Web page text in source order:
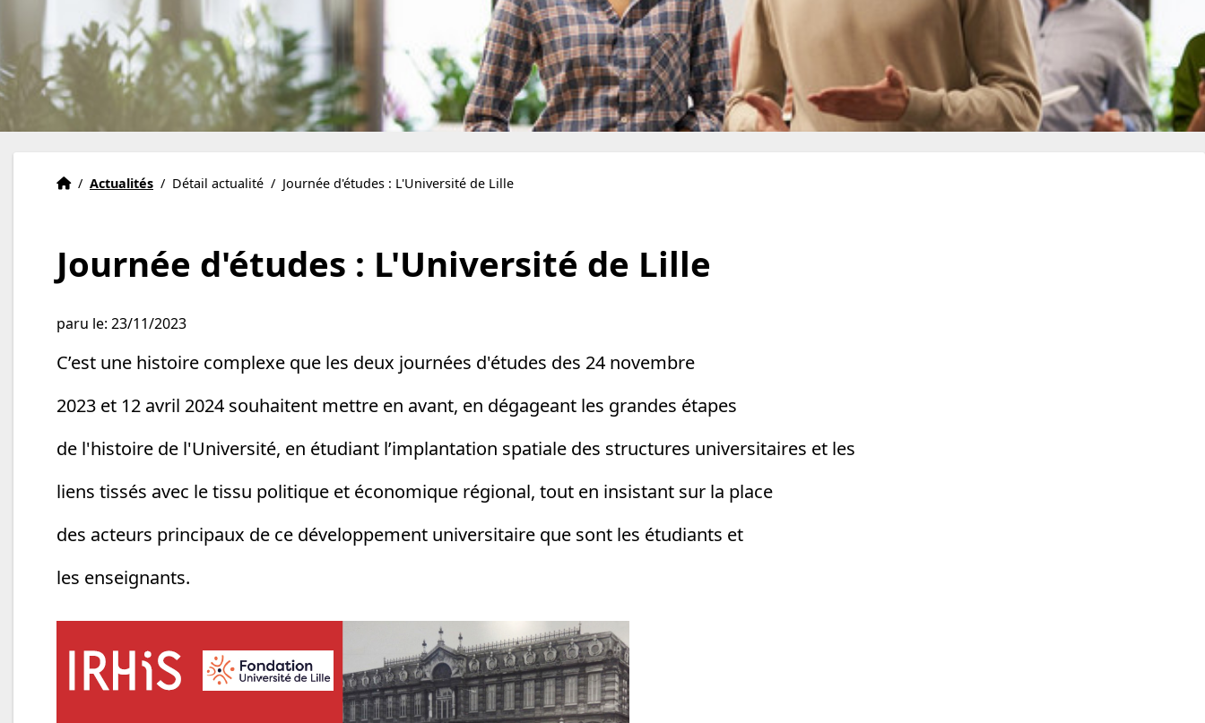
Accueil
Accueil
/ Actualités / Détail actualité / Journée d'études : L'Université de Lille
Journée d'études : L'Université de Lille
paru le: 23/11/2023
C’est une histoire complexe que les deux journées d'études des 24 novembre
2023 et 12 avril 2024 souhaitent mettre en avant, en dégageant les grandes étapes
de l'histoire de l'Université, en étudiant l’implantation spatiale des structures universitaires et les
liens tissés avec le tissu politique et économique régional, tout en insistant sur la place
des acteurs principaux de ce développement universitaire que sont les étudiants et
les enseignants.